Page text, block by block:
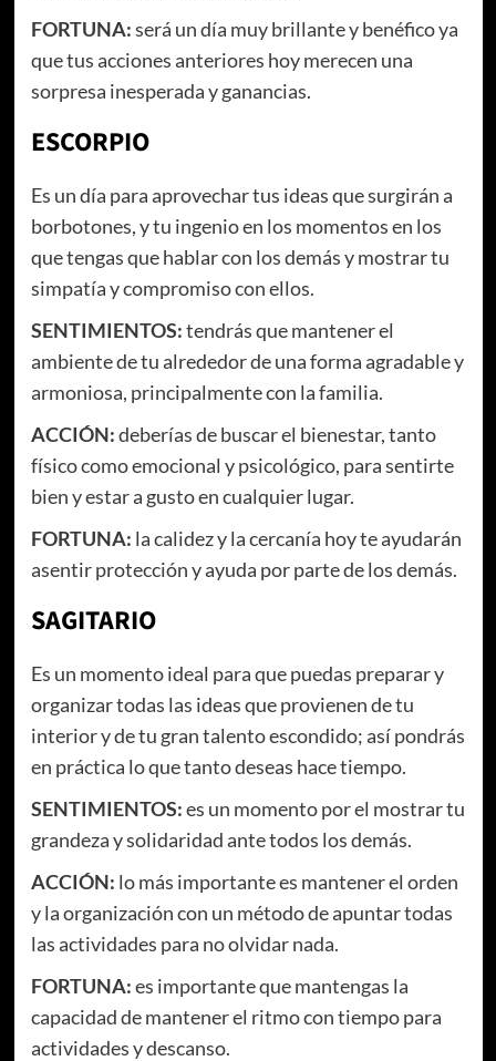
FORTUNA:será un día muy brillante y benéfico ya
que tus acciones anteriores hoy merecen una
sorpresa inesperada y ganancias.
ESCORPIO
Es un día para aprovechar tus ideas que surgirán a
borbotones, y tu ingenio en los momentos en los
que tengas que hablar con los demás y mostrar tu
simpatía y compromiso con ellos.
SENTIMIENTOS:tendrás que mantener el
ambiente de tu alrededor de una forma agradable y
armoniosa, principalmente con la familia.
ACCIÓN:deberías de buscar el bienestar, tanto
físico como emocional y psicológico, para sentirte
bien y estar a gusto en cualquier lugar.
FORTUNA: la calidez y la cercanía hoy te ayudarán
asentir protección y ayuda por parte de los demás.
SAGITARIO
Es un momento ideal para que puedas preparar y
organizar todas las ideas que provienen de tu
interior y de tu gran talento escondido; así pondrás
en práctica lo que tanto deseas hace tiempo.
SENTIMIENTOS:es un momento por el mostrar tu
grandeza y solidaridad ante todos los demás.
ACCIÓN: lo más importante es mantener el orden
y la organización con un método de apuntar todas
las actividades para no olvidar nada.
FORTUNA:es importante que mantengas la
capacidad de mantener el ritmo con tiempo para
actividades y descanso.